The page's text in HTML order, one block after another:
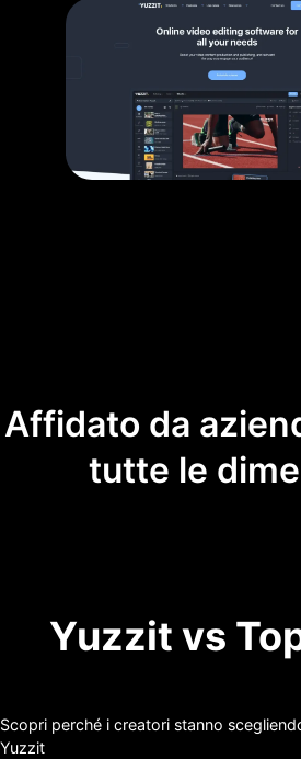
Affidato da
tutte le
Yuzzit vs
Scopri perché i creatori stanno
Yuzzit